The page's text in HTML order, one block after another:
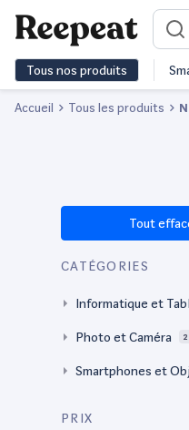
Tous nos produits
Accueil Tous les produits
Tout
CATÉGORIES
Informatique et
Photo et Caméra 2
Smartphones et
PRIX